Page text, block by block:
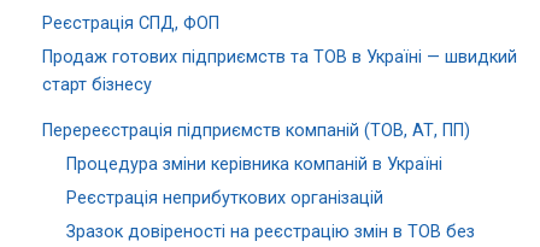
Реєстрація СПД, ФОП
Продаж готових підприємств та ТОВ в Україні — швидкий
старт бізнесу
Перереєстрація підприємств компаній (ТОВ, АТ, ПП)
Процедура зміни керівника компаній в Україні
Реєстрація неприбуткових організацій
Зразок довіреності на реєстрацію змін в ТОВ без